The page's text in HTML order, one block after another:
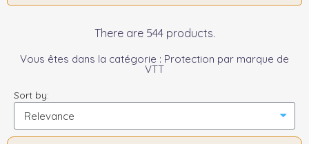
There are 544 products.
Vous êtes dans la catégorie : Protection par marque de
VTT
Sort by: